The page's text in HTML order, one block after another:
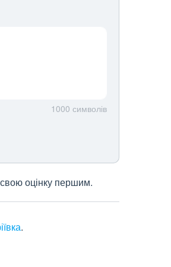
1000 символів
оцінку першим.
.